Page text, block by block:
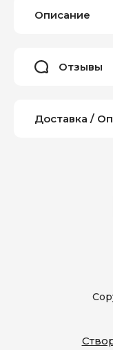
Описание
Отзывы
Доставка /